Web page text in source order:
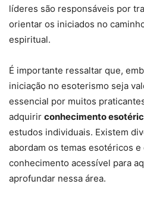
líderes são responsáveis por
orientar os iniciados no
espiritual.
É importante ressaltar que,
iniciação no esoterismo seja
essencial por muitos
adquirir conhecimento
estudos individuais. Existem
abordam os temas esotéricos
conhecimento acessível para
aprofundar nessa área.